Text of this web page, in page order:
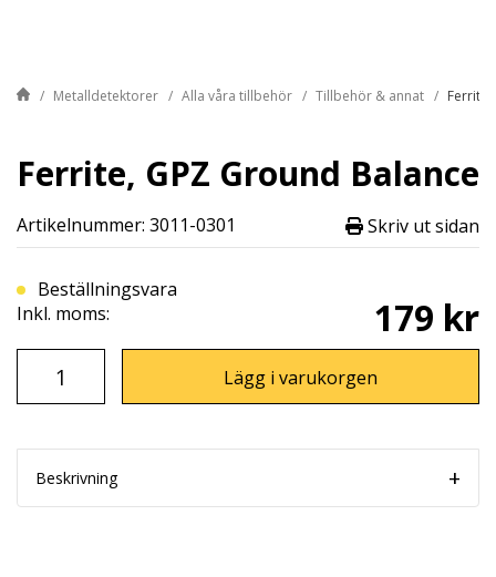
Metalldetektorer Alla våra tillbehör Tillbehör & annat Ferrite,
Ferrite, GPZ Ground Balance
Artikelnummer: 3011-0301 Skriv ut sidan
Beställningsvara
Inkl. moms:
179 kr
Lägg i varukorgen
Beskrivning